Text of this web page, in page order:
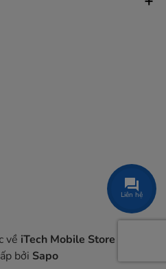
về iTech Mobile Store
bởi Sapo
Liên hệ